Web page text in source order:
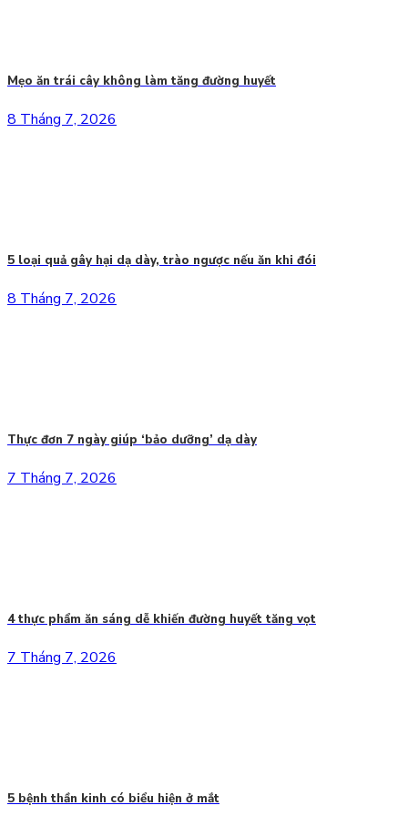
Mẹo ăn trái cây không làm tăng đường huyết
8 Tháng 7, 2026
5 loại quả gây hại dạ dày, trào ngược nếu ăn khi đói
8 Tháng 7, 2026
Thực đơn 7 ngày giúp ‘bảo dưỡng’ dạ dày
7 Tháng 7, 2026
4 thực phẩm ăn sáng dễ khiến đường huyết tăng vọt
7 Tháng 7, 2026
5 bệnh thần kinh có biểu hiện ở mắt